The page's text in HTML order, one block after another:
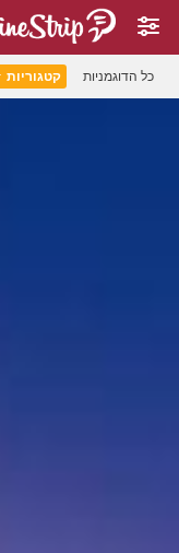
כל הדוגמניות קטגוריות